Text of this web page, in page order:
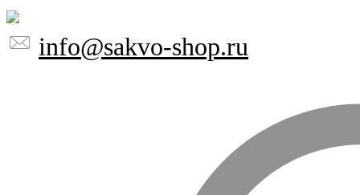
info@sakvo-shop.ru